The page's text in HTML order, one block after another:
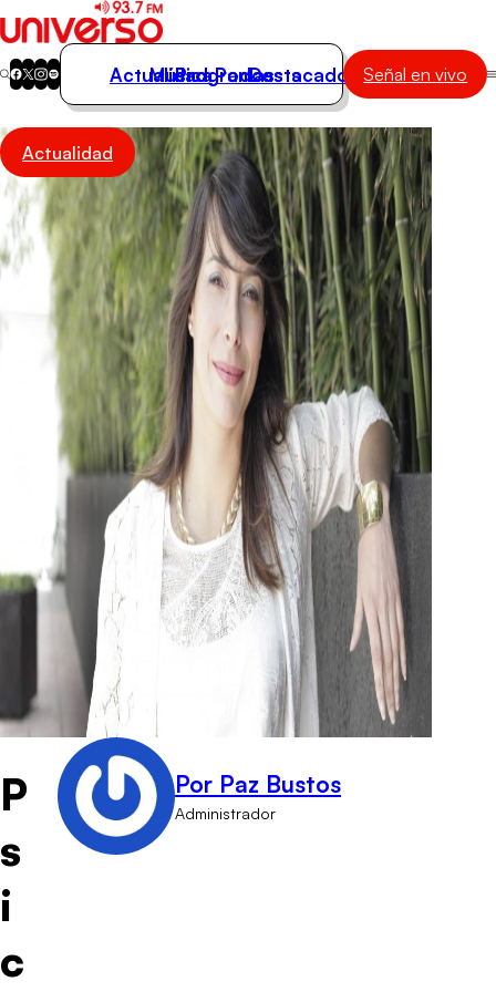
Actualidad
Música
Programas
Podcasts
Destacados
Actualidad
Música
Programas
Podcasts
Destacados Señal en vivo
Actualidad
P
s
i
c
Por Paz Bustos
Administrador